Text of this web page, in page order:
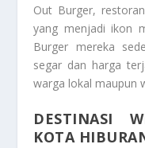
Out Burger,
yang menjadi ikon
Burger mereka
segar dan harga
warga lokal maupun
DESTINASI
KOTA